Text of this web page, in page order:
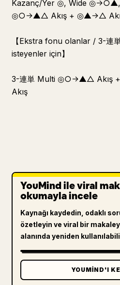
Kazanç/Yer ◎, Wide ◎→○▲,
◎○→▲△ Akış + ◎▲→△
【Ekstra fonu olanlar / 3-連
isteyenler için】
3-連単 Multi ◎○→▲△
Akış
YouMind ile viral
okumayla incele
Kaynağı kaydedin, odaklı
özetleyin ve viral bir
alanında yeniden
YOUMIND'I